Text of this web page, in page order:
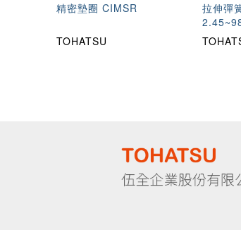
精密墊圈 CIMSR
TOHATSU
拉伸彈
TWU